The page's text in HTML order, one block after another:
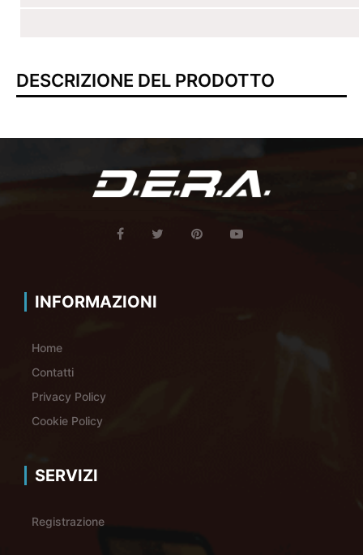
DESCRIZIONE DEL PRODOTTO
INFORMAZIONI
Home
Contatti
Privacy Policy
Cookie Policy
SERVIZI
Registrazione